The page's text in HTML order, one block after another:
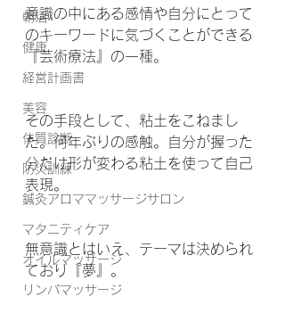
朝活
健康
経営計画書
美容
体質診断
防災訓練
鍼灸アロママッサージサロン
マタニティケア
オイルマッサージ
リンパマッサージ
意識の中にある感情や自分にとって
のキーワードに気づくことができる
『芸術療法』の一種。
その手段として、粘土をこねまし
た。何年ぶりの感触。自分が握った
分だけ形が変わる粘土を使って自己
表現。
無意識とはいえ、テーマは決められ
ており『夢』。